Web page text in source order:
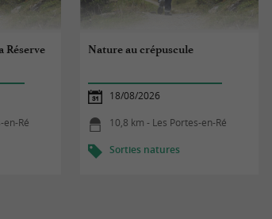
Réserve
en-Ré
Nature au crépuscule
18/08/2026
10,8 km - Les Portes-en-Ré
Sorties natures